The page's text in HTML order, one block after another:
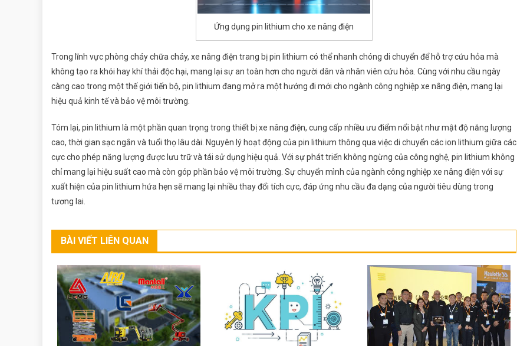
Ứng dụng pin lithium cho xe nâng điện
Trong lĩnh vực phòng cháy chữa cháy, xe nâng điện trang bị pin lithium có thể nhanh chóng di chuyển để hỗ trợ cứu hỏa mà
không tạo ra khói hay khí thải độc hại, mang lại sự an toàn hơn cho người dân và nhân viên cứu hỏa. Cùng với nhu cầu ngày
càng cao trong một thế giới tiến bộ, pin lithium đang mở ra một hướng đi mới cho ngành công nghiệp xe nâng điện, mang lại
hiệu quả kinh tế và bảo vệ môi trường.
Tóm lại, pin lithium là một phần quan trọng trong thiết bị xe nâng điện, cung cấp nhiều ưu điểm nổi bật như mật độ năng lượng
cao, thời gian sạc ngắn và tuổi thọ lâu dài. Nguyên lý hoạt động của pin lithium thông qua việc di chuyển các ion lithium giữa các
cực cho phép năng lượng được lưu trữ và tái sử dụng hiệu quả. Với sự phát triển không ngừng của công nghệ, pin lithium không
chỉ mang lại hiệu suất cao mà còn góp phần bảo vệ môi trường. Sự chuyển mình của ngành công nghiệp xe nâng điện với sự
xuất hiện của pin lithium hứa hẹn sẽ mang lại nhiều thay đổi tích cực, đáp ứng nhu cầu đa dạng của người tiêu dùng trong
tương lai.
BÀI VIẾT LIÊN QUAN